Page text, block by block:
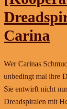
Carina
Wer Carinas
unbedingt mal ihre
Sie entwirft nicht
Dreadspiralen mit